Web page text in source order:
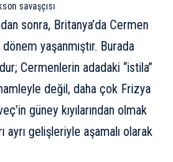
savaşçısı
sonra, Britanya’da Cermen
yaşanmıştır. Burada
Cermenlerin adadaki “istila”
değil, daha çok Frizya
güney kıyılarından olmak
gelişleriyle aşamalı olarak